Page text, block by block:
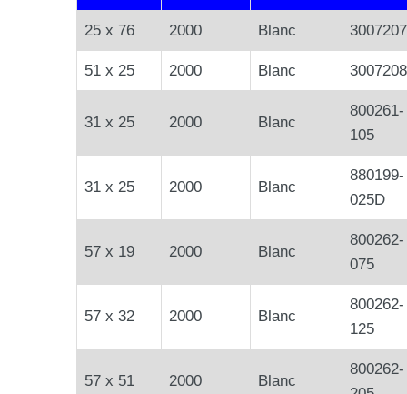
25 x 76 2000 Blanc 3007207
51 x 25 2000 Blanc
31 x 25 2000 Blanc
800261-
105
31 x 25 2000 Blanc
880199-
025D
57 x 19 2000 Blanc
800262-
075
57 x 32 2000 Blanc
800262-
125
57 x 51 2000 Blanc
800262-